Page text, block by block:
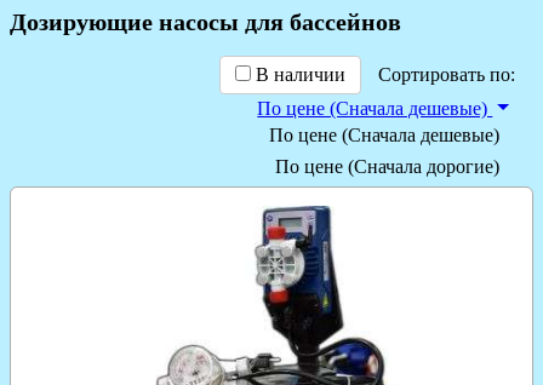
Дозирующие насосы для бассейнов
В наличии
Сортировать по:
По цене (Сначала дешевые)
По цене (Сначала дешевые)
По цене (Сначала дорогие)